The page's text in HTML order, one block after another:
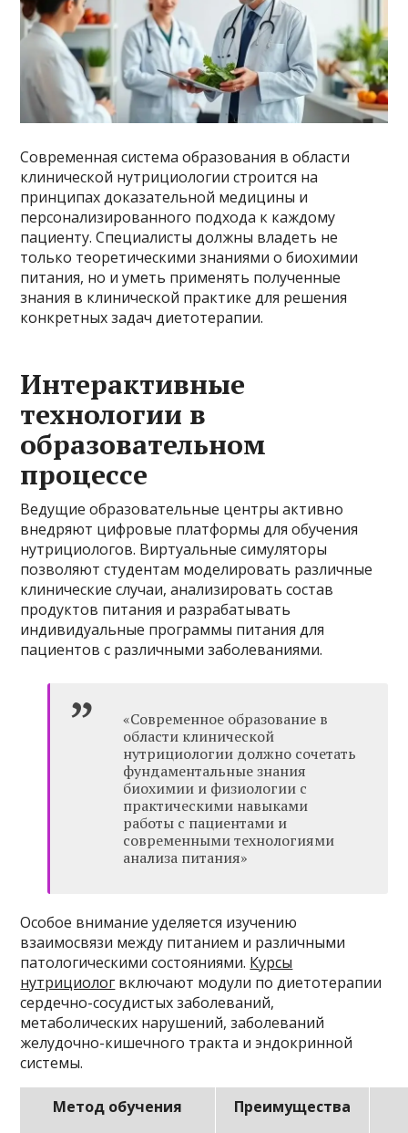
Современная система образования в области
клинической нутрициологии строится на
принципах доказательной медицины и
персонализированного подхода к каждому
пациенту. Специалисты должны владеть не
только теоретическими знаниями о биохимии
питания, но и уметь применять полученные
знания в клинической практике для решения
конкретных задач диетотерапии.
Интерактивные
технологии в
образовательном
процессе
Ведущие образовательные центры активно
внедряют цифровые платформы для обучения
нутрициологов. Виртуальные симуляторы
позволяют студентам моделировать различные
клинические случаи, анализировать состав
продуктов питания и разрабатывать
индивидуальные программы питания для
пациентов с различными заболеваниями.
«Современное образование в
области клинической
нутрициологии должно сочетать
фундаментальные знания
биохимии и физиологии с
практическими навыками
работы с пациентами и
современными технологиями
анализа питания»
Особое внимание уделяется изучению
взаимосвязи между питанием и различными
патологическими состояниями. Курсы
нутрициолог включают модули по диетотерапии
сердечно-сосудистых заболеваний,
метаболических нарушений, заболеваний
желудочно-кишечного тракта и эндокринной
системы.
Метод обучения Преимущества